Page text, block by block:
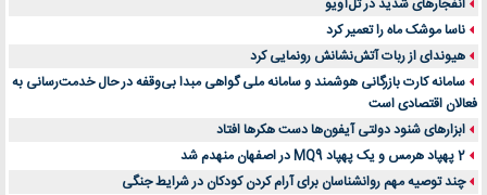
انفجارهای شدید در تل‌آویو
ناسا موشک ماه را تعمیر کرد
هیوندای از ربات آتش‌نشانش رونمایی کرد
سامانه کارت بازرگانی هوشمند و سامانه ملی گواهی مبدا بی‌وقفه در حال خدمت‌رسانی به
فعالان اقتصادی است
ابزارهای شنود دولتی آیفون‌ها دست هکرها افتاد
2 پهپاد هرمس و یک پهپاد MQ9 در اصفهان منهدم شد
چند توصیه مهم روانشناسان برای آرام کردن کودکان در شرایط جنگی